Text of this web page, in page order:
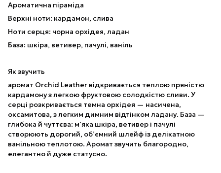
Ароматична піраміда
Верхні ноти: кардамон, слива
Ноти серця: чорна орхідея, ладан
База: шкіра, ветивер, пачулі, ваніль
Як звучить
аромат Orchid Leather відкривається теплою пряністю
кардамону з легкою фруктовою солодкістю сливи. У
серці розкривається темна орхідея — насичена,
оксамитова, з легким димним відтінком ладану. База —
глибока й чуттєва: м’яка шкіра, ветивер і пачулі
створюють дорогий, об’ємний шлейф із делікатною
ванільною теплотою. Аромат звучить благородно,
елегантно й дуже статусно.